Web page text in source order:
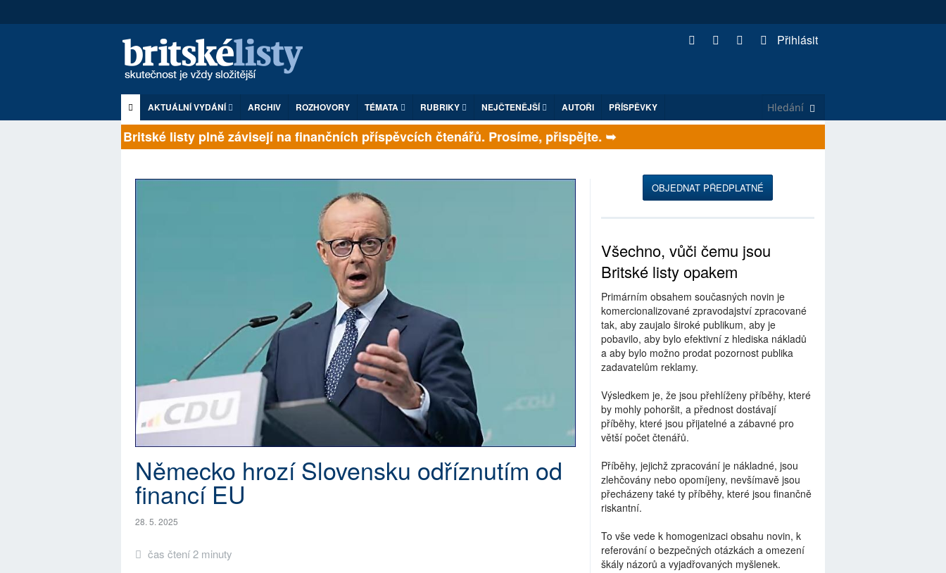
Přihlásit
AKTUÁLNÍ VYDÁNÍ ARCHIV ROZHOVORY TÉMATA RUBRIKY NEJČTENĚJŠÍ AUTOŘI PŘÍSPĚVKY
Britské listy plně závisejí na finančních příspěvcích čtenářů. Prosíme, přispějte. ➥
Německo hrozí Slovensku odříznutím od
financí EU
28. 5. 2025
čas čtení 2 minuty
OBJEDNAT PŘEDPLATNÉ
Všechno, vůči čemu jsou
Britské listy opakem
Primárním obsahem současných novin je
komercionalizované zpravodajství zpracované
tak, aby zaujalo široké publikum, aby je
pobavilo, aby bylo efektivní z hlediska nákladů
a aby bylo možno prodat pozornost publika
zadavatelům reklamy.
Výsledkem je, že jsou přehlíženy příběhy, které
by mohly pohoršit, a přednost dostávají
příběhy, které jsou přijatelné a zábavné pro
větší počet čtenářů.
Příběhy, jejichž zpracování je nákladné, jsou
zlehčovány nebo opomíjeny, nevšímavě jsou
přecházeny také ty příběhy, které jsou finančně
riskantní.
To vše vede k homogenizaci obsahu novin, k
referování o bezpečných otázkách a omezení
škály názorů a vyjadřovaných myšlenek.